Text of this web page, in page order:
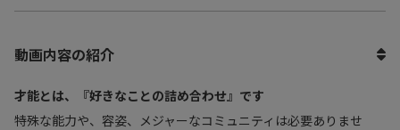
動画内容の紹介
才能とは、『好きなことの詰め合わせ』です
特殊な能力や、容姿、メジャーなコミュニティは必要ありませ